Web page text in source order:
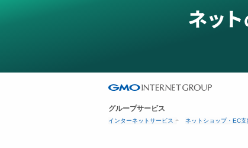
グループサービス
インターネットサービス ネットショップ・EC支